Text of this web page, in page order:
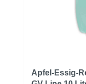
Apfel-Essig-